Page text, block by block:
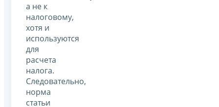
а не к
налоговому,
хотя и
используются
для
расчета
налога.
Следовательно,
норма
статьи